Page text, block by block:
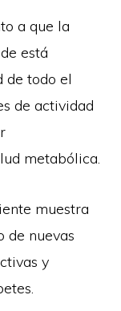
a que la
está
de todo el
de actividad
metabólica.
muestra
de nuevas
y